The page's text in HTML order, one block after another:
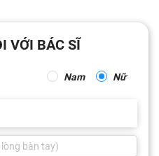
VỚI BÁC SĨ
Nam Nữ